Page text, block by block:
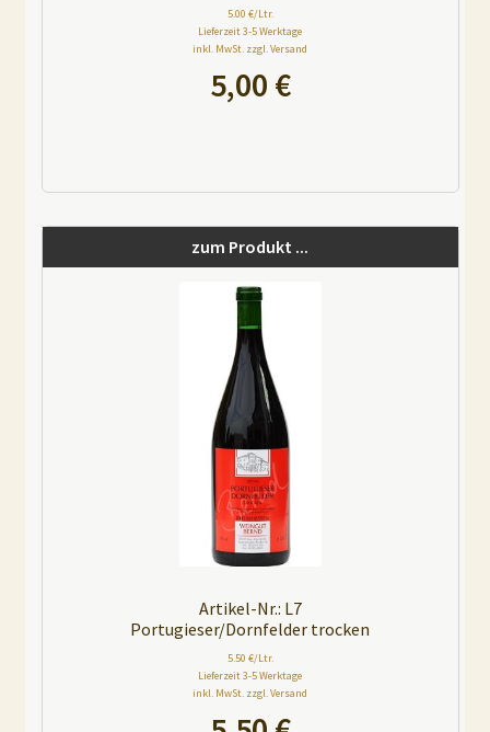
5.00 €/Ltr.
Lieferzeit 3-5 Werktage
inkl. MwSt. zzgl. Versand
5,00 €
e
r
n
a
t
i
v
e
:
Artikel-Nr.: L7
Portugieser/Dornfelder trocken
5.50 €/Ltr.
Lieferzeit 3-5 Werktage
inkl. MwSt. zzgl. Versand
zum Produkt ...